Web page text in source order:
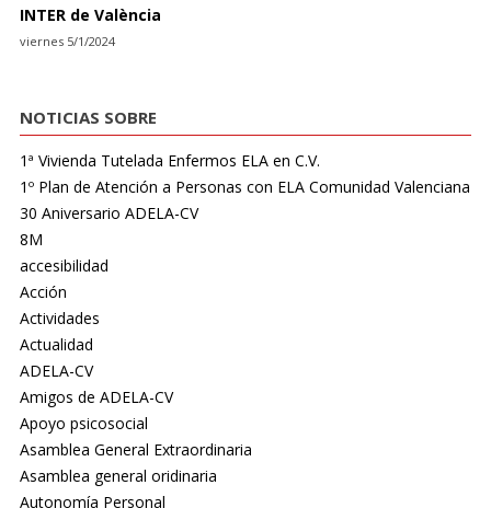
INTER de València
viernes 5/1/2024
NOTICIAS SOBRE
1ª Vivienda Tutelada Enfermos ELA en C.V.
1º Plan de Atención a Personas con ELA Comunidad Valenciana
30 Aniversario ADELA-CV
8M
accesibilidad
Acción
Actividades
Actualidad
ADELA-CV
Amigos de ADELA-CV
Apoyo psicosocial
Asamblea General Extraordinaria
Asamblea general oridinaria
Autonomía Personal